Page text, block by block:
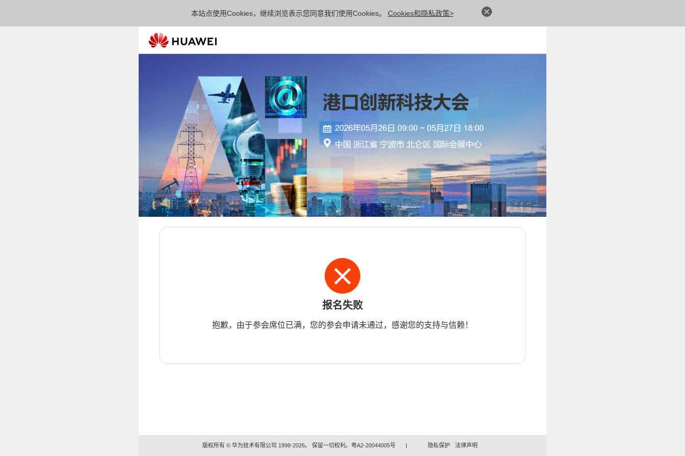
本站点使用Cookies，继续浏览表示您同意我们使用Cookies。 Cookies和隐私政策>
报名失败
抱歉，由于参会席位已满，您的参会申请未通过，感谢您的支持与信赖！
版权所有 © 华为技术有限公司 1998-2026。 保留一切权利。粤A2-20044005号 | 隐私保护 法律声明